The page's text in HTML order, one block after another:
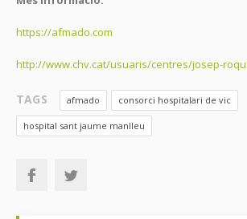
https://afmado.com
http://www.chv.cat/usuaris/centres/josep-
TAGS afmado consorci hospitalari de vic
hospital sant jaume manlleu